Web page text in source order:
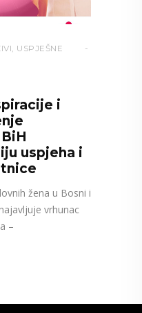
USPJEŠNE
i
uspjeha i
žena u Bosni i
vrhunac
–